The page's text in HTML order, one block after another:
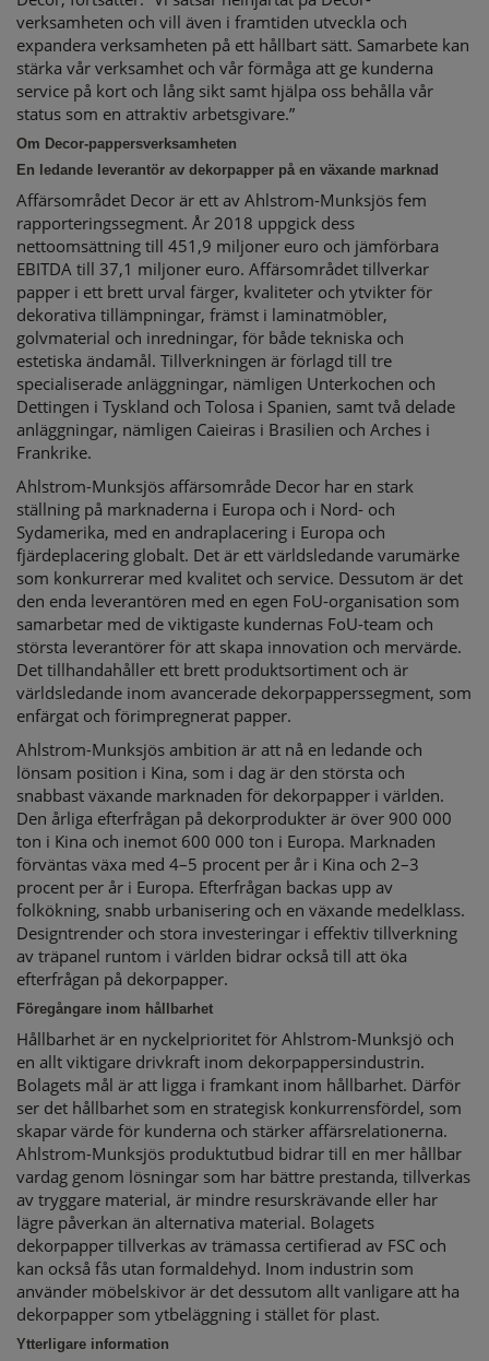
verksamheten och vill även i framtiden utveckla och
expandera verksamheten på ett hållbart sätt. Samarbete kan
stärka vår verksamhet och vår förmåga att ge kunderna
service på kort och lång sikt samt hjälpa oss behålla vår
status som en attraktiv arbetsgivare.”
Om Decor-pappersverksamheten
En ledande leverantör av dekorpapper på en växande marknad
Affärsområdet Decor är ett av Ahlstrom-Munksjös fem
rapporteringssegment. År 2018 uppgick dess
nettoomsättning till 451,9 miljoner euro och jämförbara
EBITDA till 37,1 miljoner euro. Affärsområdet tillverkar
papper i ett brett urval färger, kvaliteter och ytvikter för
dekorativa tillämpningar, främst i laminatmöbler,
golvmaterial och inredningar, för både tekniska och
estetiska ändamål. Tillverkningen är förlagd till tre
specialiserade anläggningar, nämligen Unterkochen och
Dettingen i Tyskland och Tolosa i Spanien, samt två delade
anläggningar, nämligen Caieiras i Brasilien och Arches i
Frankrike.
Ahlstrom-Munksjös affärsområde Decor har en stark
ställning på marknaderna i Europa och i Nord- och
Sydamerika, med en andraplacering i Europa och
fjärdeplacering globalt. Det är ett världsledande varumärke
som konkurrerar med kvalitet och service. Dessutom är det
den enda leverantören med en egen FoU-organisation som
samarbetar med de viktigaste kundernas FoU-team och
största leverantörer för att skapa innovation och mervärde.
Det tillhandahåller ett brett produktsortiment och är
världsledande inom avancerade dekorpapperssegment, som
enfärgat och förimpregnerat papper.
Ahlstrom-Munksjös ambition är att nå en ledande och
lönsam position i Kina, som i dag är den största och
snabbast växande marknaden för dekorpapper i världen.
Den årliga efterfrågan på dekorprodukter är över 900 000
ton i Kina och inemot 600 000 ton i Europa. Marknaden
förväntas växa med 4–5 procent per år i Kina och 2–3
procent per år i Europa. Efterfrågan backas upp av
folkökning, snabb urbanisering och en växande medelklass.
Designtrender och stora investeringar i effektiv tillverkning
av träpanel runtom i världen bidrar också till att öka
efterfrågan på dekorpapper.
Föregångare inom hållbarhet
Hållbarhet är en nyckelprioritet för Ahlstrom-Munksjö och
en allt viktigare drivkraft inom dekorpappersindustrin.
Bolagets mål är att ligga i framkant inom hållbarhet. Därför
ser det hållbarhet som en strategisk konkurrensfördel, som
skapar värde för kunderna och stärker affärsrelationerna.
Ahlstrom-Munksjös produktutbud bidrar till en mer hållbar
vardag genom lösningar som har bättre prestanda, tillverkas
av tryggare material, är mindre resurskrävande eller har
lägre påverkan än alternativa material. Bolagets
dekorpapper tillverkas av trämassa certifierad av FSC och
kan också fås utan formaldehyd. Inom industrin som
använder möbelskivor är det dessutom allt vanligare att ha
dekorpapper som ytbeläggning i stället för plast.
Ytterligare information